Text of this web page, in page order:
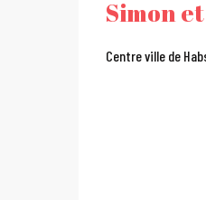
Simon
Centre ville de